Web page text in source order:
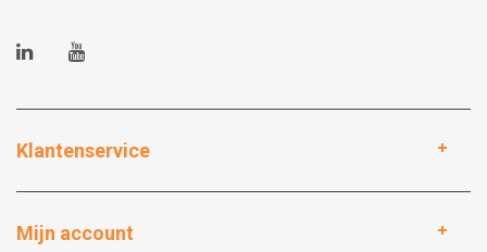
Klantenservice
Mijn account